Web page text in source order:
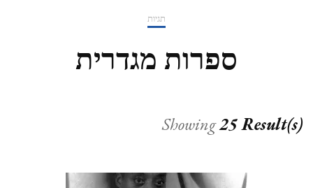
תגיות
ספרות מגדרית
Showing25 Result(s)